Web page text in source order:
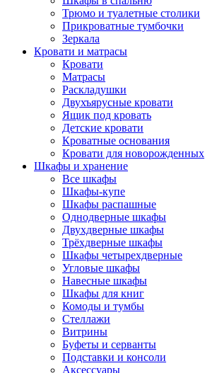
Трюмо и туалетные столики
Прикроватные тумбочки
Зеркала
Кровати и матрасы
Кровати
Матрасы
Раскладушки
Двухъярусные кровати
Ящик под кровать
Детские кровати
Кроватные основания
Кровати для новорожденных
Шкафы и хранение
Все шкафы
Шкафы-купе
Шкафы распашные
Однодверные шкафы
Двухдверные шкафы
Трёхдверные шкафы
Шкафы четырехдверные
Угловые шкафы
Навесные шкафы
Шкафы для книг
Комоды и тумбы
Стеллажи
Витрины
Буфеты и серванты
Подставки и консоли
Аксессуары